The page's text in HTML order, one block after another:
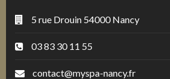
5 rue Drouin 54000 Nancy
03 83 30 11 55
contact@myspa-nancy.fr